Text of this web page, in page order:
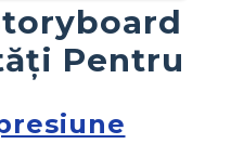
Pentru